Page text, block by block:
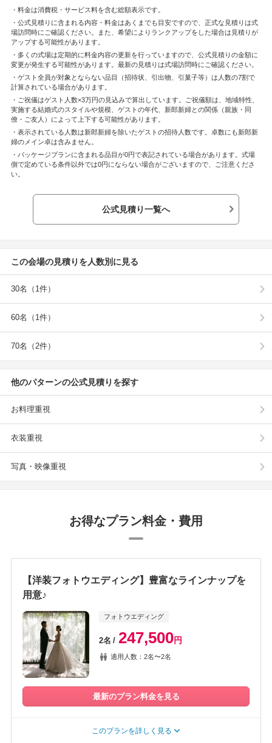
・料金は消費税・サービス料を含む総額表示です。
・公式見積りに含まれる内容・料金はあくまでも目安ですので、正式な見積りは式
場訪問時にご確認ください。また、希望によりランクアップをした場合は見積りが
アップする可能性があります。
・多くの式場は定期的に料金内容の更新を行っていますので、公式見積りの金額に
変更が発生する可能性があります。最新の見積りは式場訪問時にご確認ください。
・ゲスト全員が対象とならない品目（招待状、引出物、引菓子等）は人数の7割で
計算されている場合があります。
・ご祝儀はゲスト人数×3万円の見込みで算出しています。ご祝儀額は、地域特性、
実施する結婚式のスタイルや規模、ゲストの年代、新郎新婦との関係（親族・同
僚・ご友人）によって上下する可能性があります。
・表示されている人数は新郎新婦を除いたゲストの招待人数です。卓数にも新郎新
婦のメイン卓は含みません。
・パッケージプランに含まれる品目が0円で表記されている場合があります。式場
側で定めている条件以外では0円にならない場合がございますので、ご注意くださ
い。
公式見積り一覧へ
この会場の見積りを人数別に見る
30名（1件）
60名（1件）
70名（2件）
他のパターンの公式見積りを探す
お料理重視
衣装重視
写真・映像重視
お得なプラン料金・費用
【洋装フォトウエディング】豊富なラインナップを
用意♪
フォトウエディング
2名 247,500円
適用人数：2名〜2名
最新のプラン料金を見る
このプランを詳しく見る